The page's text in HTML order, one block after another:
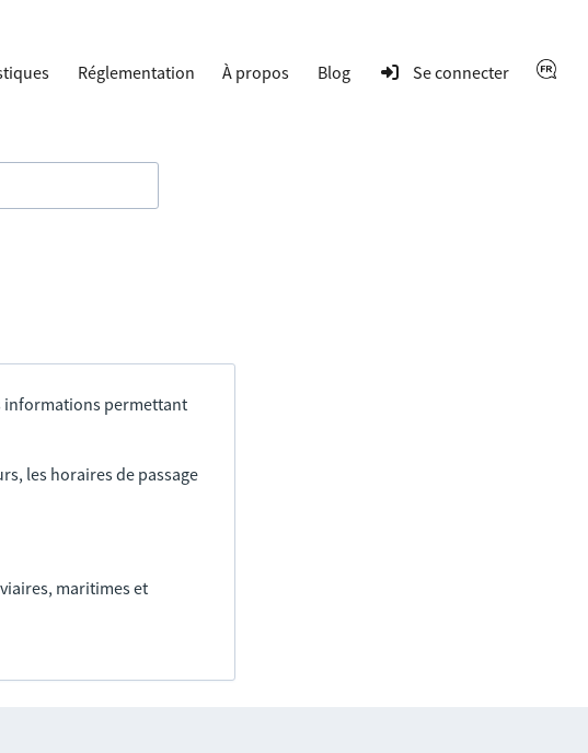
Réglementation À propos Blog Se connecter
informations permettant
les horaires de passage
maritimes et